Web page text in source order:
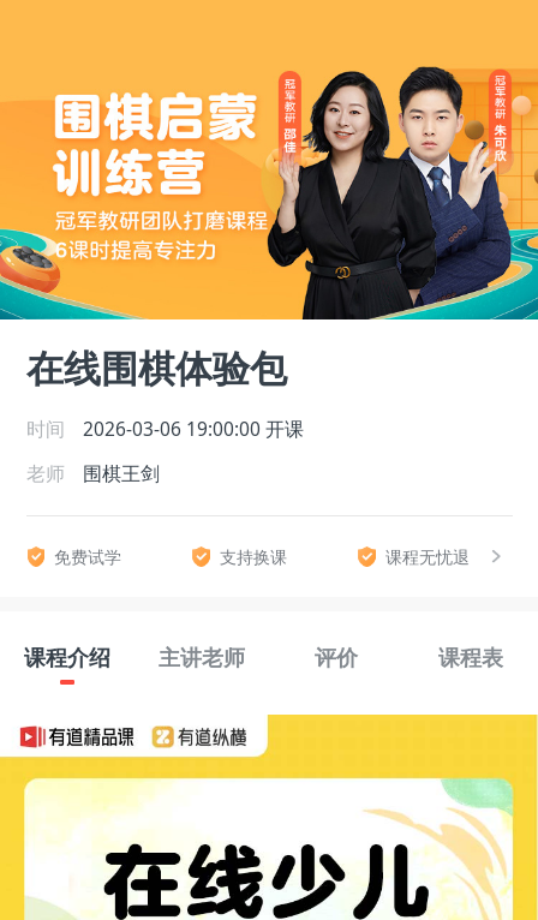
在线围棋体验包
时间 2026-03-06 19:00:00 开课
老师
围棋王剑
免费试学 支持换课 课程无忧退
课程介绍 主讲老师 评价 课程表